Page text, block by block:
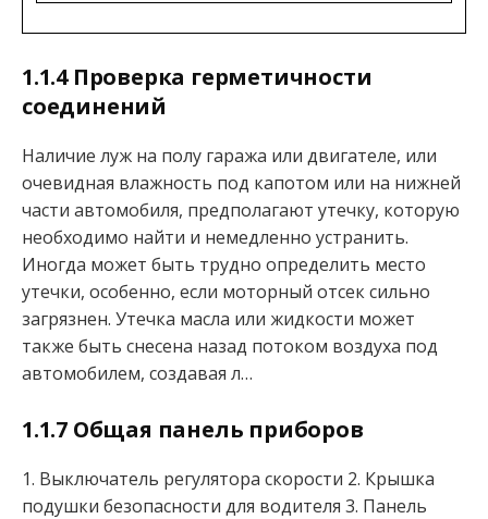
1.1.4 Проверка герметичности
соединений
Наличие луж на полу гаража или двигателе, или
очевидная влажность под капотом или на нижней
части автомобиля, предполагают утечку, которую
необходимо найти и немедленно устранить.
Иногда может быть трудно определить место
утечки, особенно, если моторный отсек сильно
загрязнен. Утечка масла или жидкости может
также быть снесена назад потоком воздуха под
автомобилем, создавая л…
1.1.7 Общая панель приборов
1. Выключатель регулятора скорости 2. Крышка
подушки безопасности для водителя 3. Панель